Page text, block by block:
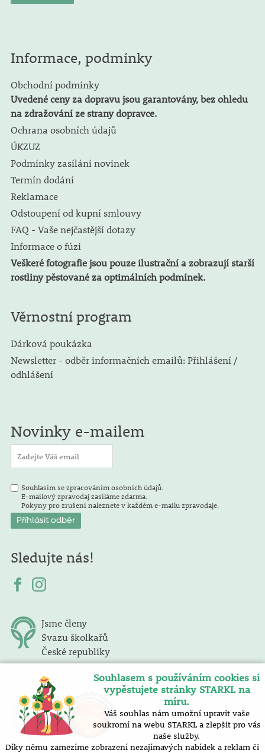
Informace, podmínky
Obchodní podmínky
Uvedené ceny za dopravu jsou garantovány, bez ohledu
na zdražování ze strany dopravce.
Ochrana osobních údajů
ÚKZUZ
Podmínky zasílání novinek
Termín dodání
Reklamace
Odstoupení od kupní smlouvy
FAQ - Vaše nejčastější dotazy
Informace o fúzi
Veškeré fotografie jsou pouze ilustrační a zobrazují starší
rostliny pěstované za optimálních podmínek.
Věrnostní program
Dárková poukázka
Newsletter - odběr informačních emailů: Přihlášení /
odhlášení
Novinky e-mailem
Souhlasím se zpracováním osobních údajů.
E-mailový zpravodaj zasíláme zdarma.
Pokyny pro zrušení naleznete v každém e-mailu zpravodaje.
Sledujte nás!
Jsme členy
Svazu školkařů
České republiky
Souhlasem s používáním cookies si
vypěstujete stránky STARKL na
míru.
Váš souhlas nám umožní upravit vaše
soukromí na webu STARKL a zlepšit pro vás
naše služby.
Díky němu zamezíme zobrazení nezajímavých nabídek a reklam či